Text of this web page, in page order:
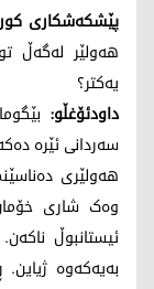
پێشکەشکاری
هەولێر لەگەڵ
یەکتر؟
داودئۆغڵو:
سەردانی ئێرە
هەولێری
وەک شاری
ئیستانبوڵ
بەیەکەوە